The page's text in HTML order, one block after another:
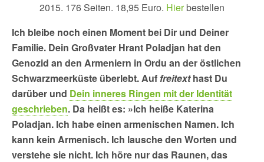
2015. 176 Seiten. 18,95 Euro. Hierbestellen
Ich bleibe noch einen Moment bei Dir und Deiner
Familie. Dein Großvater Hrant Poladjan hat den
Genozid an den Armeniern in Ordu an der östlichen
Schwarzmeerküste überlebt. Auf freitexthast Du
darüber und Dein inneres Ringen mit der Identität
geschrieben. Da heißt es: »Ich heiße Katerina
Poladjan. Ich habe einen armenischen Namen. Ich
kann kein Armenisch. Ich lausche den Worten und
verstehe sie nicht. Ich höre nur das Raunen, das